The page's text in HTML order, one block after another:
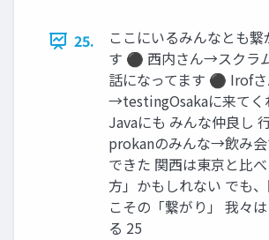
25.
ここにいるみんなとも繋
す ⚫ 西内さん→スクラ
話になってます ⚫ Irof
→testingOsakaに来てく
Javaにも みんな仲良し
prokanのみんな→飲み
できた 関西は東京と比
方」かもしれない でも
こその「繋がり」 我々
る 25